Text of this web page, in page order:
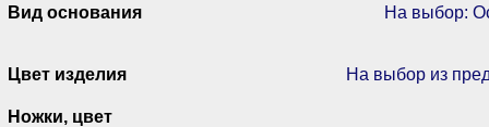
Вид основания На выбор:
Цвет изделия На выбор из
Ножки, цвет